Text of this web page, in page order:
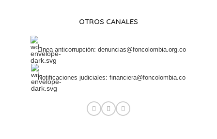
OTROS CANALES
Línea anticorrupción: denuncias@foncolombia.org.co
Notificaciones judiciales: financiera@foncolombia.co